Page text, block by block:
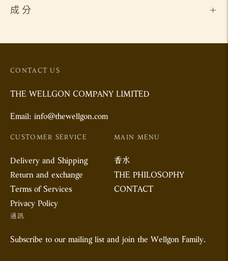
成 分
產
添
到
你
購
車
CONTACT US
THE WELLGON COMPANY LIMITED
Email: info@thewellgon.com
CUSTOMER SERVICE
Delivery and Shipping
Return and exchange
Terms of Services
Privacy Policy
MAIN MENU
香水
THE PHILOSOPHY
CONTACT
通訊
Subscribe to our mailing list and join the Wellgon Family.